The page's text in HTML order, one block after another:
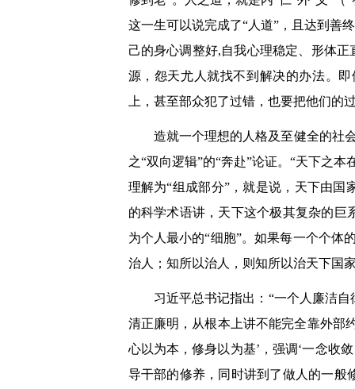
这一生可以说完成了“人道”，且达到善
己的身心调整好,自我心理稳定、形体
源，怨天尤人就找不到解决的办法。
上，甚至部众犯了过错，也要把他们的
造就一个理想的人格及至健全的社
之“双向逻辑”的“奔赴”论证。“天下之
理解为“组成部分”，就是说，天下由
的科学术语讲，天下这个极其复杂的
为个人最小的“细胞”。如果每一个个体
治人；知所以治人，则知所以治天下国
习近平总书记指出：“一个人廉洁
清正廉明，从根本上讲不能完全靠外部
心以为本，修身以为基’，强调‘一念收
导干部的修养，同时讲到了做人的一般